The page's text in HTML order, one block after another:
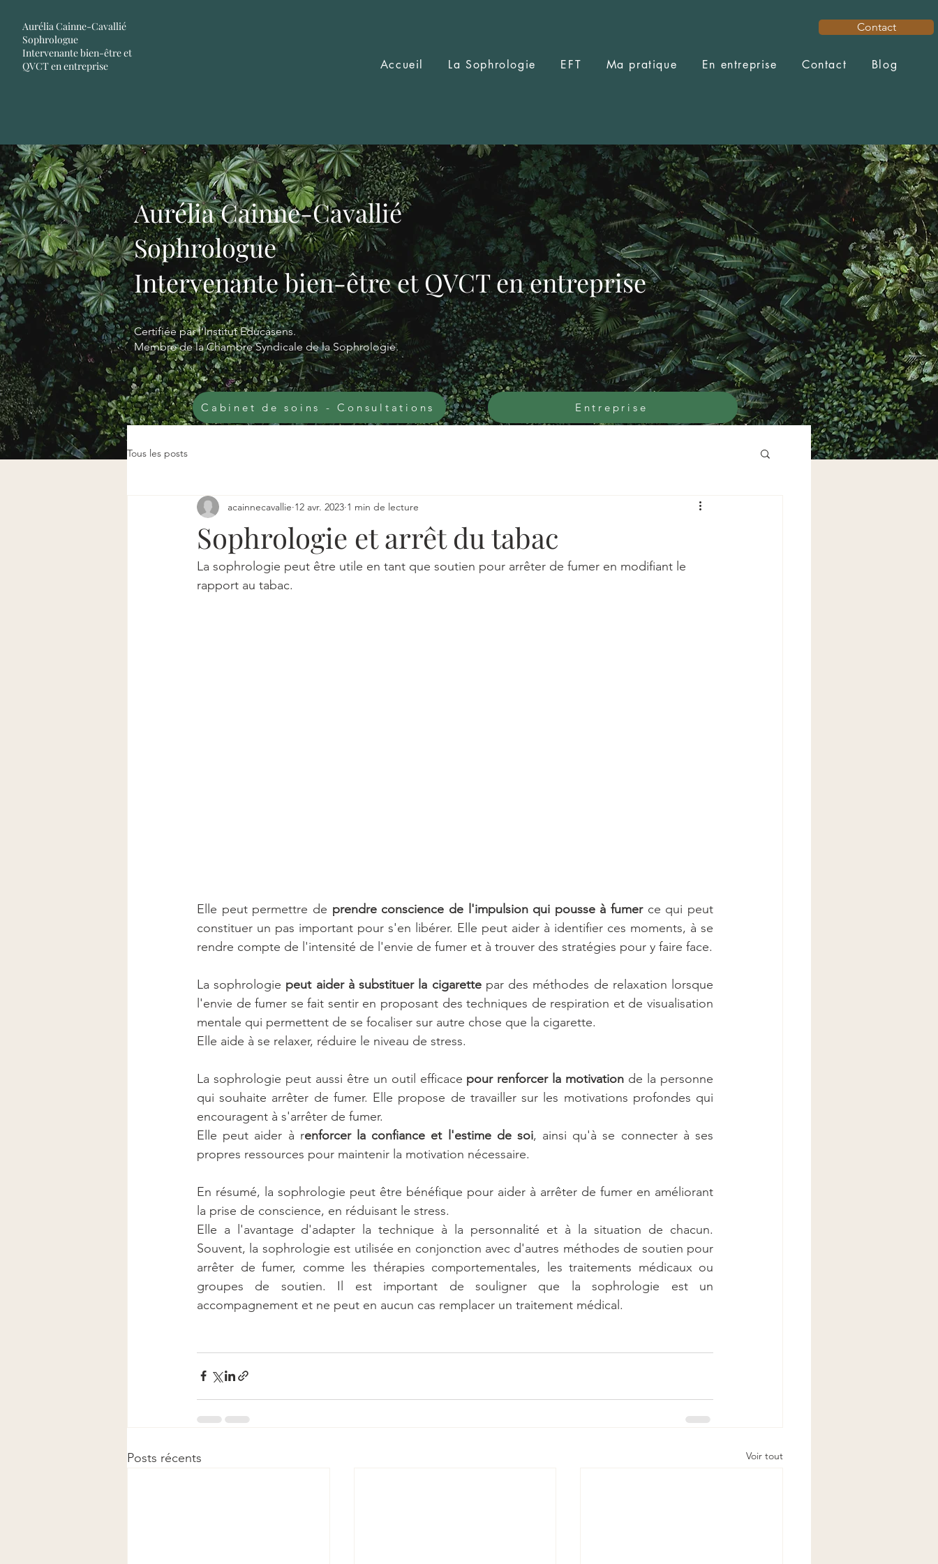
Aurélia Cainne-Cavallié
Sophrologue
Intervenante bien-être et
QVCT en entreprise
Contact
Accueil La Sophrologie EFT Ma pratique En entreprise Contact Blog
Aurélia Cainne-Cavallié
Sophrologue
Intervenante bien-être et QVCT en entreprise
Certifiée par l'Institut Educasens.
Membre de la Chambre Syndicale de la Sophrologie.
Cabinet de soins - Consultations Entreprise
Tous les posts
Sophrologie et arrêt du tabac
acainnecavallie 12 avr. 2023 1 min de lecture
La sophrologie peut être utile en tant que soutien pour arrêter de fumer en modifiant le
rapport au tabac.
Elle peut permettre de prendre conscience de l'impulsion qui pousse à fumer ce qui peut
constituer un pas important pour s'en libérer. Elle peut aider à identifier ces moments, à se
rendre compte de l'intensité de l'envie de fumer et à trouver des stratégies pour y faire face.
La sophrologie peut aider à substituer la cigarette par des méthodes de relaxation lorsque
l'envie de fumer se fait sentir en proposant des techniques de respiration et de visualisation
mentale qui permettent de se focaliser sur autre chose que la cigarette.
Elle aide à se relaxer, réduire le niveau de stress.
La sophrologie peut aussi être un outil efficace pour renforcer la motivation de la personne
qui souhaite arrêter de fumer. Elle propose de travailler sur les motivations profondes qui
encouragent à s'arrêter de fumer.
Elle peut aider à renforcer la confiance et l'estime de soi, ainsi qu'à se connecter à ses
propres ressources pour maintenir la motivation nécessaire.
En résumé, la sophrologie peut être bénéfique pour aider à arrêter de fumer en améliorant
la prise de conscience, en réduisant le stress.
Elle a l'avantage d'adapter la technique à la personnalité et à la situation de chacun.
Souvent, la sophrologie est utilisée en conjonction avec d'autres méthodes de soutien pour
arrêter de fumer, comme les thérapies comportementales, les traitements médicaux ou
groupes de soutien. Il est important de souligner que la sophrologie est un
accompagnement et ne peut en aucun cas remplacer un traitement médical.
Posts récents Voir tout